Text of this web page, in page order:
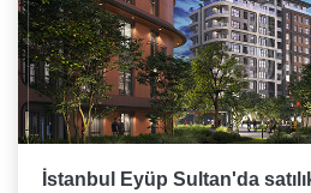
İstanbul Eyüp Sultan'da